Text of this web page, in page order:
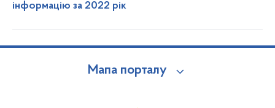
інформацію за 2022 рік
Мапа порталу